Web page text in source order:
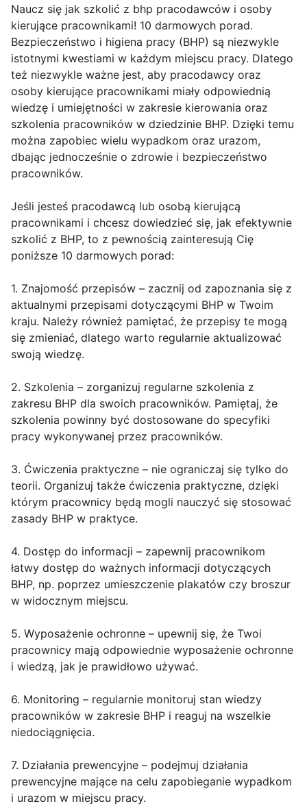
Naucz się jak szkolić z bhp pracodawców i osoby
kierujące pracownikami! 10 darmowych porad.
Bezpieczeństwo i higiena pracy (BHP) są niezwykle
istotnymi kwestiami w każdym miejscu pracy. Dlatego
też niezwykle ważne jest, aby pracodawcy oraz
osoby kierujące pracownikami miały odpowiednią
wiedzę i umiejętności w zakresie kierowania oraz
szkolenia pracowników w dziedzinie BHP. Dzięki temu
można zapobiec wielu wypadkom oraz urazom,
dbając jednocześnie o zdrowie i bezpieczeństwo
pracowników.
Jeśli jesteś pracodawcą lub osobą kierującą
pracownikami i chcesz dowiedzieć się, jak efektywnie
szkolić z BHP, to z pewnością zainteresują Cię
poniższe 10 darmowych porad:
1. Znajomość przepisów – zacznij od zapoznania się z
aktualnymi przepisami dotyczącymi BHP w Twoim
kraju. Należy również pamiętać, że przepisy te mogą
się zmieniać, dlatego warto regularnie aktualizować
swoją wiedzę.
2. Szkolenia – zorganizuj regularne szkolenia z
zakresu BHP dla swoich pracowników. Pamiętaj, że
szkolenia powinny być dostosowane do specyfiki
pracy wykonywanej przez pracowników.
3. Ćwiczenia praktyczne – nie ograniczaj się tylko do
teorii. Organizuj także ćwiczenia praktyczne, dzięki
którym pracownicy będą mogli nauczyć się stosować
zasady BHP w praktyce.
4. Dostęp do informacji – zapewnij pracownikom
łatwy dostęp do ważnych informacji dotyczących
BHP, np. poprzez umieszczenie plakatów czy broszur
w widocznym miejscu.
5. Wyposażenie ochronne – upewnij się, że Twoi
pracownicy mają odpowiednie wyposażenie ochronne
i wiedzą, jak je prawidłowo używać.
6. Monitoring – regularnie monitoruj stan wiedzy
pracowników w zakresie BHP i reaguj na wszelkie
niedociągnięcia.
7. Działania prewencyjne – podejmuj działania
prewencyjne mające na celu zapobieganie wypadkom
i urazom w miejscu pracy.